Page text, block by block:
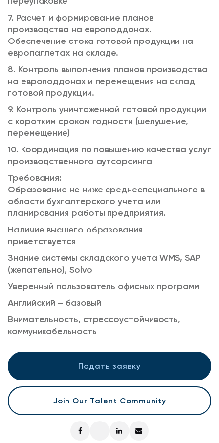
Подать заявку
Join Our Talent Community
7. Расчет и формирование планов
производства на европоддонах.
Обеспечение стока готовой продукции на
европаллетах на складе.
8. Контроль выполнения планов производства
на европоддонах и перемещения на склад
готовой продукции.
9. Контроль уничтоженной готовой продукции
с коротким сроком годности (шелушение,
перемещение)
10. Координация по повышению качества услуг
производственного аутсорсинга
Требования:
Образование не ниже среднеспециального в
области бухгалтерского учета или
планирования работы предприятия.
Наличие высшего образования
приветствуется
Знание системы складского учета WMS, SAP
(желательно), Solvo
Уверенный пользователь офисных программ
Английский – базовый
Внимательность, стрессоустойчивость,
коммуникабельность